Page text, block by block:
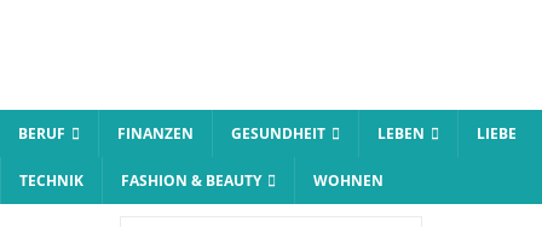
BERUF FINANZEN GESUNDHEIT LEBEN LIEBE
TECHNIK FASHION & BEAUTY WOHNEN